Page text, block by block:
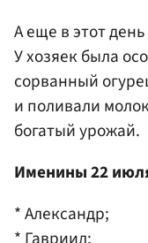
А еще в этот
У хозяек была
сорванный
и поливали
богатый урожай.
Именины 22
* Александр;